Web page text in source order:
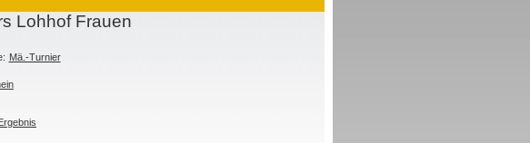
Lohhof Frauen
Mä.-Turnier